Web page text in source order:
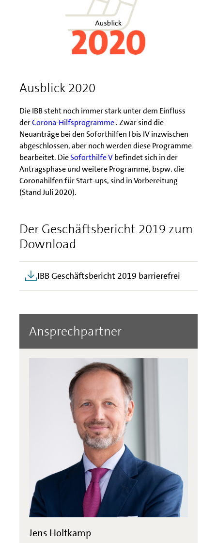
Ausblick 2020
Die IBB steht noch immer stark unter dem Einfluss
derCorona-Hilfsprogramme. Zwar sind die
Neuanträge bei den Soforthilfen I bis IV inzwischen
abgeschlossen, aber noch werden diese Programme
bearbeitet. DieSoforthilfe Vbefindet sich in der
Antragsphase und weitere Programme, bspw. die
Coronahilfen für Start-ups, sind in Vorbereitung
(Stand Juli 2020).
Der Geschäftsbericht 2019 zum
Download
IBB Geschäftsbericht 2019 barrierefrei
Ansprechpartner
Jens Holtkamp